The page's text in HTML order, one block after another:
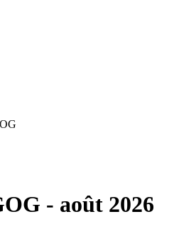
- août 2026